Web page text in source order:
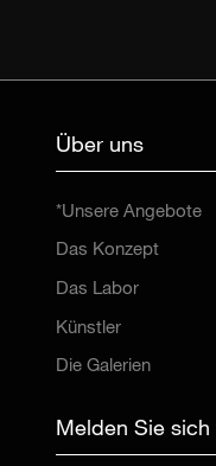
Über uns
*Unsere Angebote
Das Konzept
Das Labor
Künstler
Die Galerien
Melden Sie